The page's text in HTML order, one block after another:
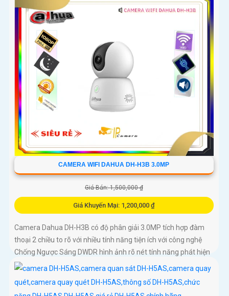
còi hú
CAMERA WIFI DAHUA DH-H3B 3.0MP
Giá Bán: 1,500,000 ₫
Giá Khuyến Mại: 1,200,000 ₫
Camera Dahua DH-H3B có độ phân giải 3.0MP tích hợp đàm
thoại 2 chiều to rõ với nhiều tính năng tiện ích với công nghệ
Chống Ngược Sáng DWDR hình ảnh rõ nét tính năng phát hiện
chuyển động phân biệt người và chuyển động khác, Hồng